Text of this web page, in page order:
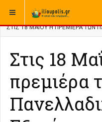
ΒΡΊΣΚΕΣΤΕ ΕΔΏ: ΑΡΧΙΚΉ
ΣΤΙΣ 18 ΜΑΪ́ΟΥ Η ΠΡΕΜΙΈΡΑ ΤΩΝ
Στις 18
πρεμιέρα